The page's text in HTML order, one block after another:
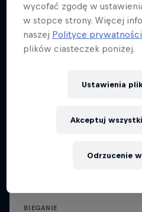
BIEGANIE
wycofać zgodę w
w stopce strony. Więcej
naszej Polityce
plików ciasteczek poniżej.
Ustawienia
Odrzucenie
Akceptuj